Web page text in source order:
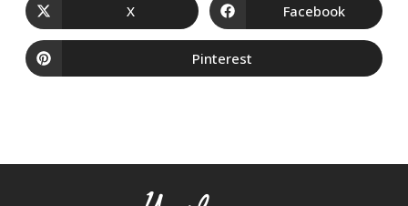
X Facebook
Pinterest